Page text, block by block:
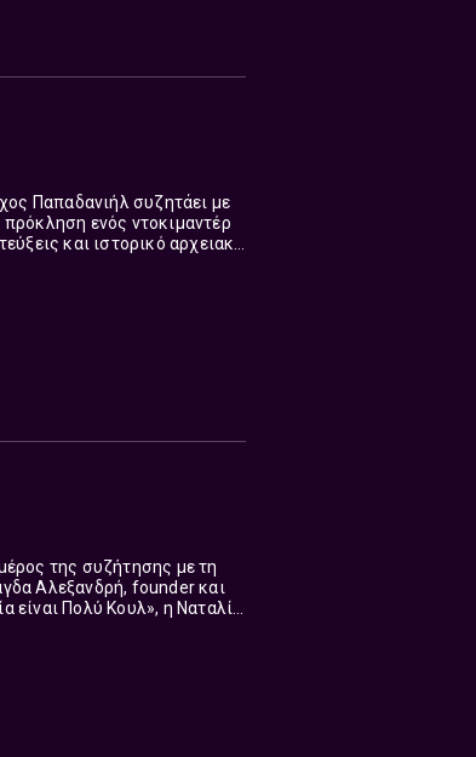
Παπαδανιήλ συζητάει με
ενός ντοκιμαντέρ
και ιστορικό αρχειακό
της συζήτησης με τη
Πολύ Κουλ», η Ναταλία